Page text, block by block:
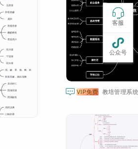
 VIP免费 教培管理系

客服

公众号